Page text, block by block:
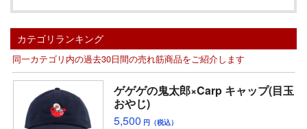
カテゴリランキング
同一カテゴリ内の過去30日間の売れ筋商品をご紹介します
ゲゲゲの鬼太郎×Carp キャップ(目玉
おやじ)
5,500 円（税込）